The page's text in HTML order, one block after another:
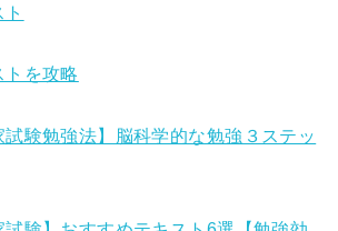
を攻略
試験勉強法】脳科学的な勉強３ステッ